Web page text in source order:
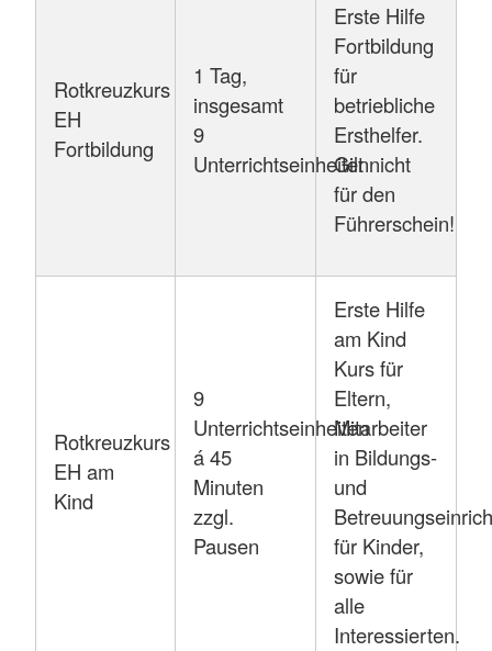
Rotkreuzkurs
EH
Fortbildung
1 Tag,
insgesamt
9
Unterrichtseinheiten
Erste Hilfe
Fortbildung
für
betriebliche
Ersthelfer.
Gilt nicht
für den
Führerschein!
Rotkreuzkurs
EH am
Kind
9
Unterrichtseinheiten
á 45
Minuten
zzgl.
Pausen
Erste Hilfe
am Kind
Kurs für
Eltern,
Mitarbeiter
in Bildungs-
und
für Kinder,
sowie für
alle
Interessierten.